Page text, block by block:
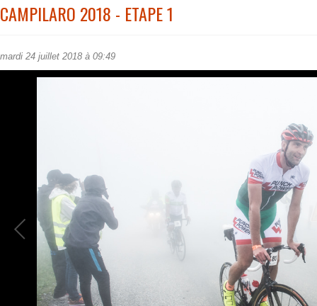
CAMPILARO 2018 - ETAPE 1
mardi 24 juillet 2018 à 09:49